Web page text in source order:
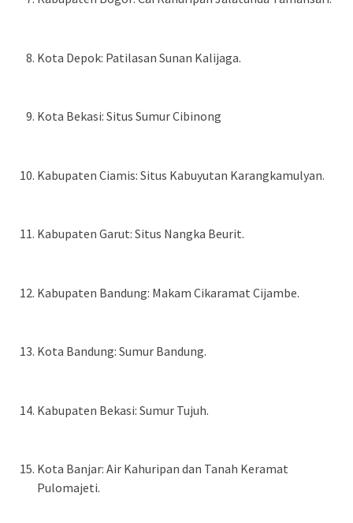
Kota Depok: Patilasan Sunan Kalijaga.
Kota Bekasi: Situs Sumur Cibinong
Kabupaten Ciamis: Situs Kabuyutan Karangkamulyan.
Kabupaten Garut: Situs Nangka Beurit.
Kabupaten Bandung: Makam Cikaramat Cijambe.
Kota Bandung: Sumur Bandung.
Kabupaten Bekasi: Sumur Tujuh.
Kota Banjar: Air Kahuripan dan Tanah Keramat
Pulomajeti.